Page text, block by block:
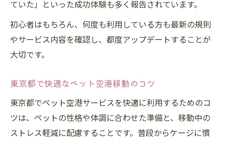
ていた」といった成功体験も多く報告されています。
初心者はもちろん、何度も利用している方も最新の規則
やサービス内容を確認し、都度アップデートすることが
大切です。
東京都で快適なペット空港移動のコツ
東京都でペット空港サービスを快適に利用するためのコ
ツは、ペットの性格や体調に合わせた準備と、移動中の
ストレス軽減に配慮することです。普段からケージに慣